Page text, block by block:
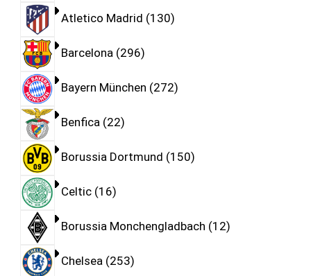
Atletico Madrid 130
Barcelona 296
Bayern München 272
Benfica 22
Borussia Dortmund 150
Celtic 16
Borussia Monchengladbach 12
Chelsea 253